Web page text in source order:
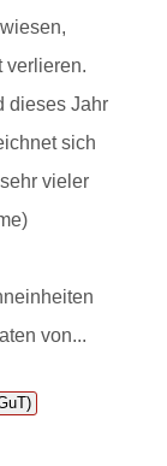
verlieren.
dieses Jahr
sich
vieler
von...